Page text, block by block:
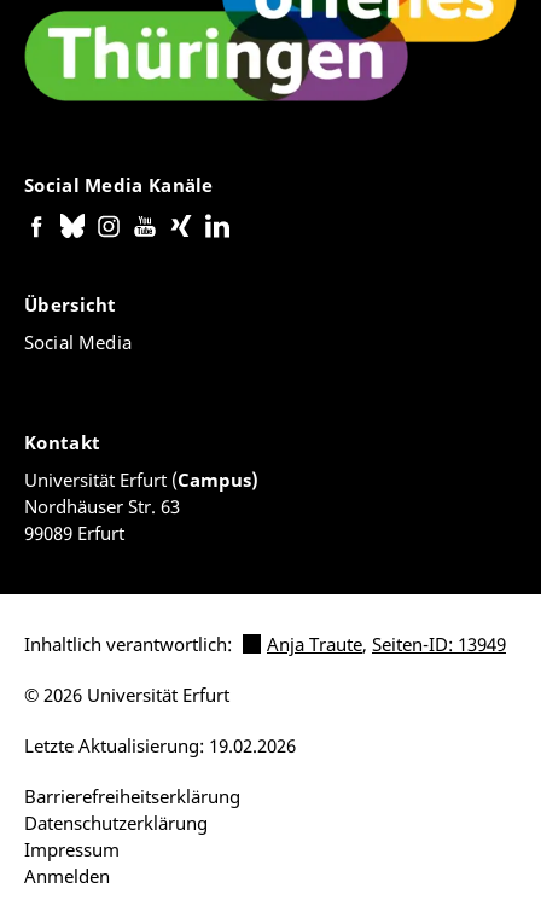
Social Media Kanäle
Übersicht
Social Media
Kontakt
Universität Erfurt (Campus)
Nordhäuser Str. 63
99089 Erfurt
Inhaltlich verantwortlich: Anja Traute, Seiten-ID: 13949
Barrierefreiheitserklärung
Datenschutzerklärung
Impressum
Anmelden
Letzte Aktualisierung: 19.02.2026
© 2026 Universität Erfurt